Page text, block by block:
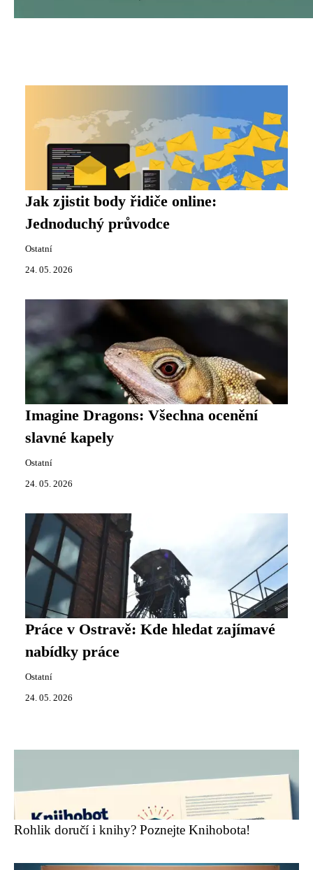
Jak zjistit body řidiče online:
Jednoduchý průvodce
Ostatní
24. 05. 2026
Imagine Dragons: Všechna ocenění
slavné kapely
Ostatní
24. 05. 2026
Práce v Ostravě: Kde hledat zajímavé
nabídky práce
Ostatní
24. 05. 2026
Rohlik doručí i knihy? Poznejte Knihobota!